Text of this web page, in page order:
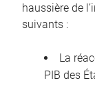
haussière de
suivants :
La
PIB des